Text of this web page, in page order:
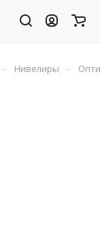
– Нивелиры –